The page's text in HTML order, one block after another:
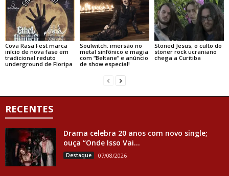
Cova Rasa Fest marca
início de nova fase em
tradicional reduto
underground de Floripa
Soulwitch: imersão no
metal sinfônico e magia
com “Beltane” e anúncio
de show especial!
Stoned Jesus, o culto do
stoner rock ucraniano
chega a Curitiba
RECENTES
Drama celebra 20 anos com novo single;
ouça “Onde Isso Vai...
Destaque 07/08/2026